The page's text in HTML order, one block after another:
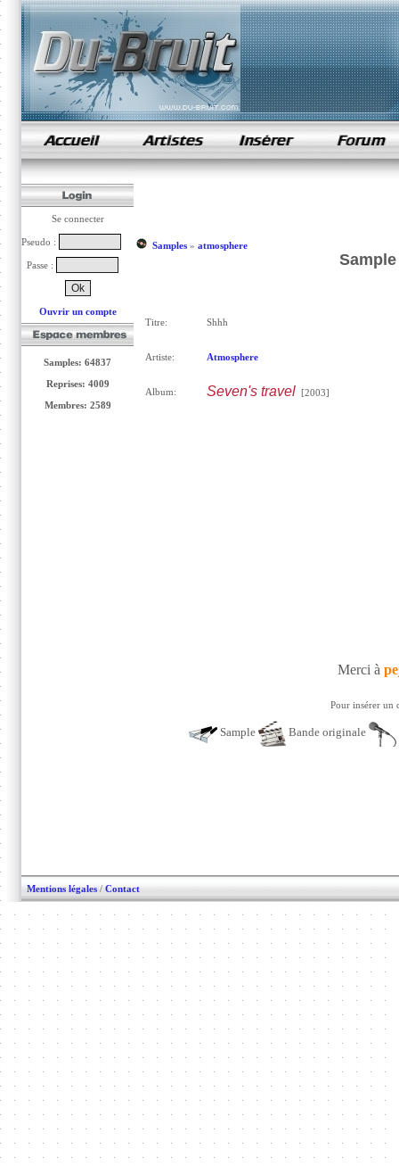
samples de rap
Se connecter
Pseudo :
Passe :
Ouvrir un compte
Samples: 64837
Reprises: 4009
Membres: 2589
Samples» atmosphere
Titre: Shhh
Artiste: Atmosphere
Album: Seven's travel[2003]
Merci à
Pour insérer un
Sample Bande originale
Mentions légales / Contact